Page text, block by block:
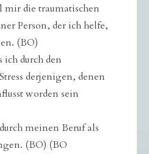
mir die traumatischen
Person, der ich helfe,
(BO)
ich durch den
derjenigen, denen
worden sein
meinen Beruf als
(BO) (BO